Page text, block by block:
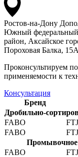
Ростов-на-Дону
Южный федеральный
район, Аксайское
Пороховая Балка, 15А
Проконсультируем по
применяемости к
Консультация
Бренд
Дробильно-
FABO
FABO
Промывочное
FABO